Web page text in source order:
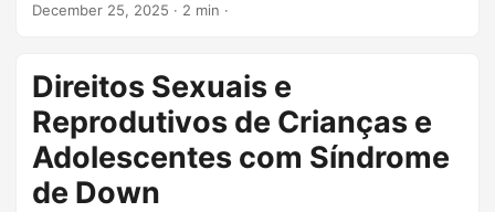
December 25, 2025 · 2 min ·
Direitos Sexuais e
Reprodutivos de Crianças e
Adolescentes com Síndrome
de Down